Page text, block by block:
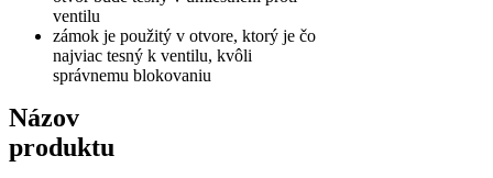
ventilu
zámok je použitý v otvore, ktorý je čo
najviac tesný k ventilu, kvôli
správnemu blokovaniu
Názov
produktu